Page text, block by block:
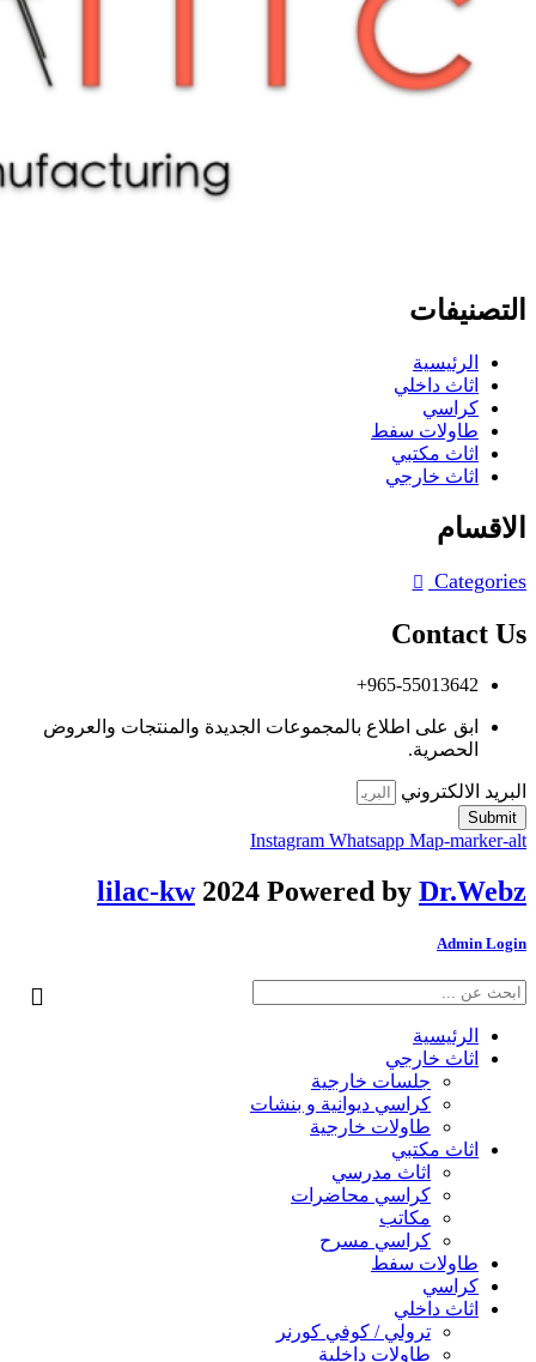
التصنيفات
الرئيسية
اثاث داخلي
كراسي
طاولات سفط
اثاث مكتبي
اثاث خارجي
الاقسام
Categories
Contact Us
965-55013642+
ابق على اطلاع بالمجموعات الجديدة والمنتجات والعروض
الحصرية.
البريد الالكتروني
Submit
Instagram Whatsapp Map-marker-alt
lilac-kw 2024 Powered by Dr.Webz
Admin Login
الرئيسية
اثاث خارجي
جلسات خارجية
كراسي ديوانية و بنشات
طاولات خارجية
اثاث مكتبي
اثاث مدرسي
كراسي محاضرات
مكاتب
كراسي مسرح
طاولات سفط
كراسي
اثاث داخلي
ترولي / كوفي كورنر
⁠طاولات داخلية